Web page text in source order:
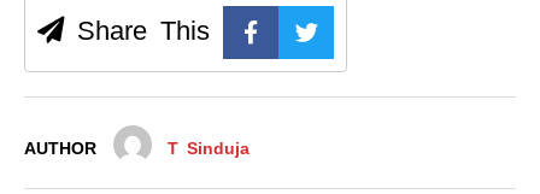
Share This
AUTHOR T Sinduja